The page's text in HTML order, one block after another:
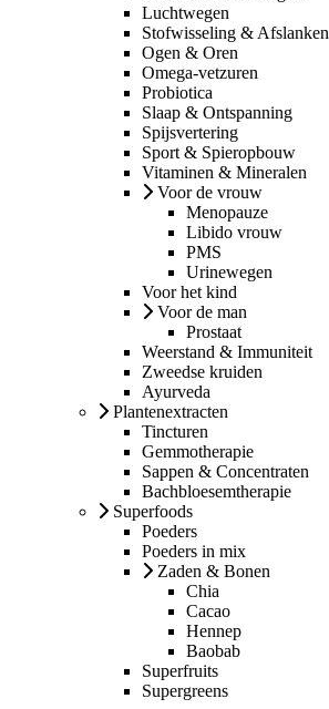
Luchtwegen
Stofwisseling & Afslanken
Ogen & Oren
Omega-vetzuren
Probiotica
Slaap & Ontspanning
Spijsvertering
Sport & Spieropbouw
Vitaminen & Mineralen
Voor de vrouw
Menopauze
Libido vrouw
PMS
Urinewegen
Voor het kind
Voor de man
Prostaat
Weerstand & Immuniteit
Zweedse kruiden
Ayurveda
Plantenextracten
Tincturen
Gemmotherapie
Sappen & Concentraten
Bachbloesemtherapie
Superfoods
Poeders
Poeders in mix
Zaden & Bonen
Chia
Cacao
Hennep
Baobab
Superfruits
Supergreens